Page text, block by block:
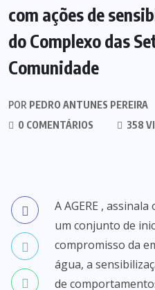
com ações de
do Complexo das
Comunidade
POR PEDRO ANTUNES PEREIRA
0 COMENTÁRIOS
358
A AGERE ,
um conjunto de
compromisso da
água, a
de